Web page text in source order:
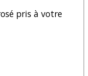
pris à votre